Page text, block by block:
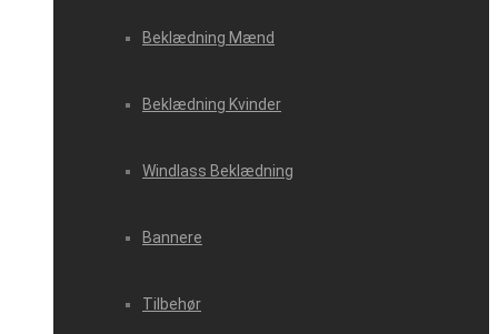
Beklædning Mænd
Beklædning Kvinder
Windlass Beklædning
Bannere
Tilbehør